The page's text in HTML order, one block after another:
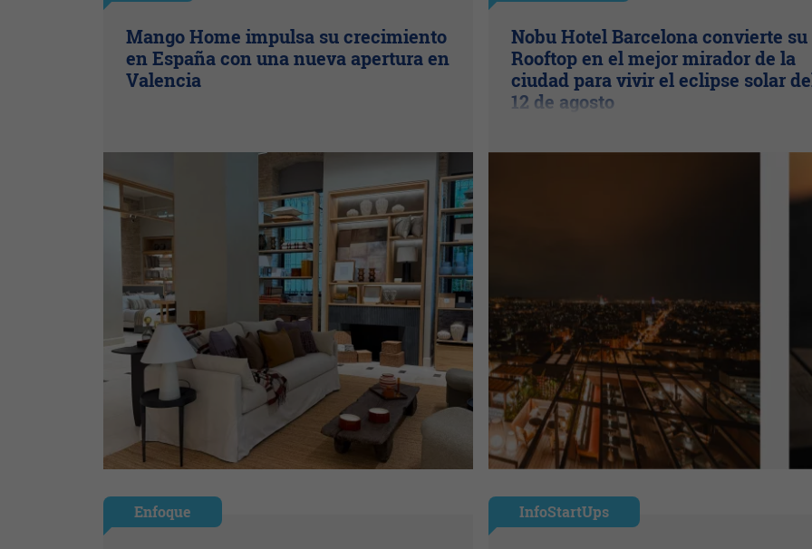
Mango Home impulsa su crecimiento
en España con una nueva apertura en
Valencia
Nobu Hotel Barcelona convierte su
Rooftop en el mejor mirador de la
ciudad para vivir el eclipse solar
12 de agosto
Enfoque InfoStartUps